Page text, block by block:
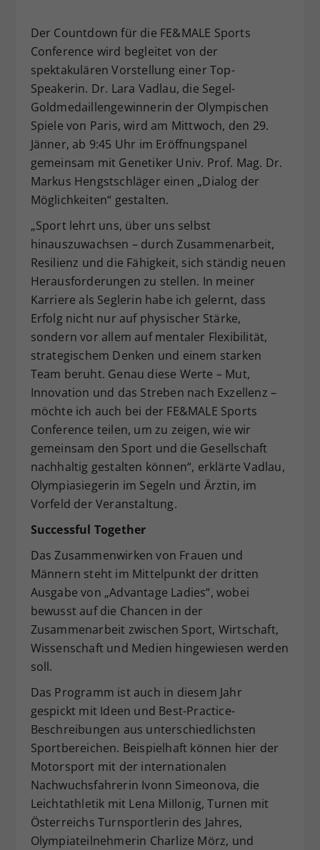
Der Countdown für die FE&MALE Sports
Conference wird begleitet von der
spektakulären Vorstellung einer Top-
Speakerin. Dr. Lara Vadlau, die Segel-
Goldmedaillengewinnerin der Olympischen
Spiele von Paris, wird am Mittwoch, den 29.
Jänner, ab 9:45 Uhr im Eröffnungspanel
gemeinsam mit Genetiker Univ. Prof. Mag. Dr.
Markus Hengstschläger einen „Dialog der
Möglichkeiten“ gestalten.
„Sport lehrt uns, über uns selbst
hinauszuwachsen – durch Zusammenarbeit,
Resilienz und die Fähigkeit, sich ständig neuen
Herausforderungen zu stellen. In meiner
Karriere als Seglerin habe ich gelernt, dass
Erfolg nicht nur auf physischer Stärke,
sondern vor allem auf mentaler Flexibilität,
strategischem Denken und einem starken
Team beruht. Genau diese Werte – Mut,
Innovation und das Streben nach Exzellenz –
möchte ich auch bei der FE&MALE Sports
Conference teilen, um zu zeigen, wie wir
gemeinsam den Sport und die Gesellschaft
nachhaltig gestalten können“, erklärte Vadlau,
Olympiasiegerin im Segeln und Ärztin, im
Vorfeld der Veranstaltung.
Successful Together
Das Zusammenwirken von Frauen und
Männern steht im Mittelpunkt der dritten
Ausgabe von „Advantage Ladies“, wobei
bewusst auf die Chancen in der
Zusammenarbeit zwischen Sport, Wirtschaft,
Wissenschaft und Medien hingewiesen werden
soll.
Das Programm ist auch in diesem Jahr
gespickt mit Ideen und Best-Practice-
Beschreibungen aus unterschiedlichsten
Sportbereichen. Beispielhaft können hier der
Motorsport mit der internationalen
Nachwuchsfahrerin Ivonn Simeonova, die
Leichtathletik mit Lena MiIlonig, Turnen mit
Österreichs Turnsportlerin des Jahres,
Olympiateilnehmerin Charlize Mörz, und
Zweck
Einstellungen. Unter anderem eine
zufällig generierte ID, für die
historische Speicherung Ihrer
vorgenommen Einstellungen, falls der
Webseiten-Betreiber dies eingestellt
hat.